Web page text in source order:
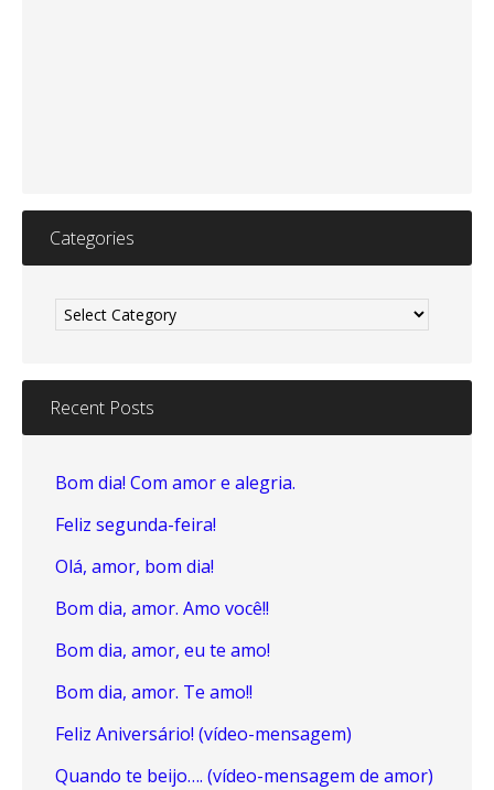
Categories
Recent Posts
Bom dia! Com amor e alegria.
Feliz segunda-feira!
Olá, amor, bom dia!
Bom dia, amor. Amo você!!
Bom dia, amor, eu te amo!
Bom dia, amor. Te amo!!
Feliz Aniversário! (vídeo-mensagem)
Quando te beijo…. (vídeo-mensagem de amor)